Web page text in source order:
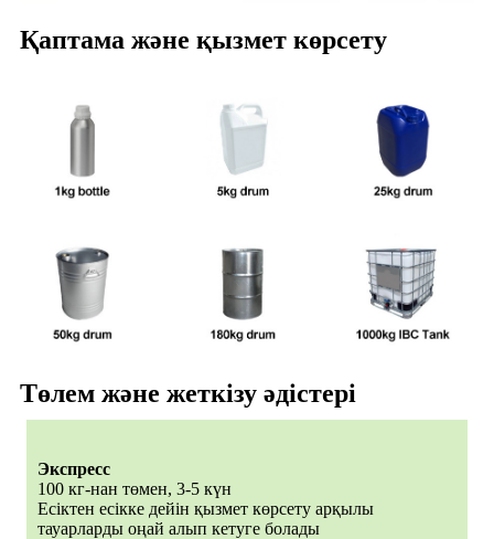
Қаптама және қызмет көрсету
Төлем және жеткізу әдістері
Экспресс
100 кг-нан төмен, 3-5 күн
Есіктен есікке дейін қызмет көрсету арқылы
тауарларды оңай алып кетуге болады